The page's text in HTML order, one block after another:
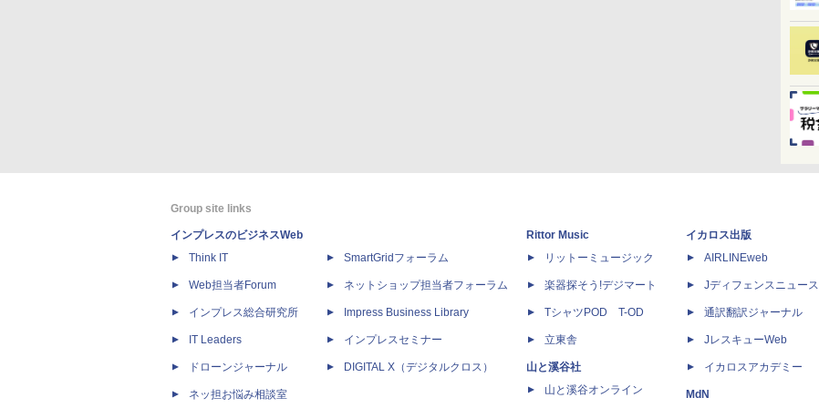
Group site links
インプレスのビジネスWeb
Think IT
Web担当者Forum
インプレス総合研究所
IT Leaders
ドローンジャーナル
ネッ担お悩み相談室
SmartGridフォーラム
ネットショップ担当者フォーラム
Impress Business Library
インプレスセミナー
DIGITAL X（デジタルクロス）
Rittor Music
リットーミュージック
楽器探そう!デジマート
TシャツPOD T-OD
立東舎
山と溪谷社
山と溪谷オンライン
イカロス出版
AIRLINEweb
Jディフェンスニュース
通訳翻訳ジャーナル
JレスキューWeb
イカロスアカデミー
MdN